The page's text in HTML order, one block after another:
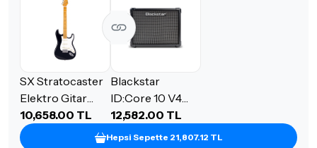
SX Stratocaster
Elektro Gitar
(Black)
10,658.00 TL
Blackstar
ID:Core 10 V4
Dijital Kombo
Elektro Gitar
12,582.00 TL
Hepsi Sepette 21,807.12 TL